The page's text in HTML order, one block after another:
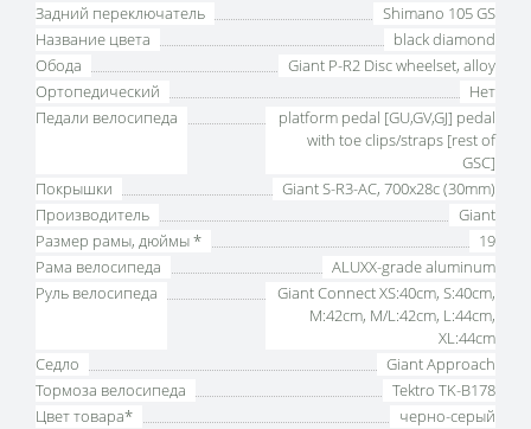
Задний переключатель
Shimano 105 GS
Название цвета
black diamond
Обода
Giant P-R2 Disc wheelset, alloy
Ортопедический
Нет
Педали велосипеда
platform pedal [GU,GV,GJ] pedal
with toe clips/straps [rest of
GSC]
Покрышки
Giant S-R3-AC, 700x28c (30mm)
Производитель
Giant
Размер рамы, дюймы *
19
Рама велосипеда
ALUXX-grade aluminum
Руль велосипеда
Giant Connect XS:40cm, S:40cm,
M:42cm, M/L:42cm, L:44cm,
XL:44cm
Седло
Giant Approach
Тормоза велосипеда
Tektro TK-B178
Цвет товара*
черно-серый